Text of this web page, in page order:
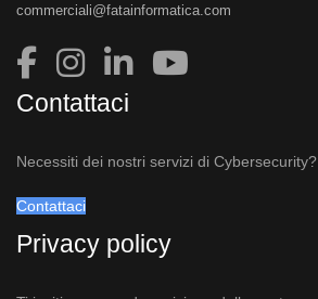
commerciali@fatainformatica.com
Contattaci
Necessiti dei nostri servizi di Cybersecurity?
Contattaci
Privacy policy